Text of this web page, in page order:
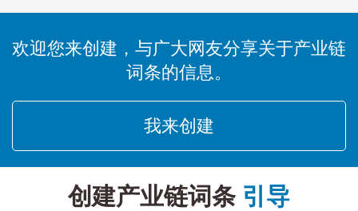
欢迎您来创建，与广大网友分享关于产业链
词条的信息。
我来创建
创建产业链词条 引导